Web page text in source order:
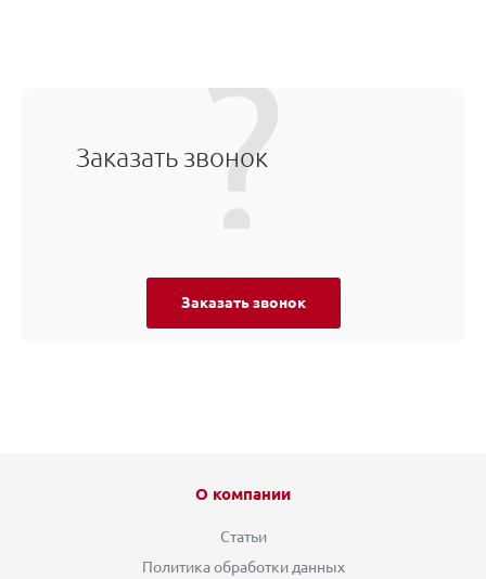
Заказать звонок
Заказать звонок
О компании
Статьи
Политика обработки данных